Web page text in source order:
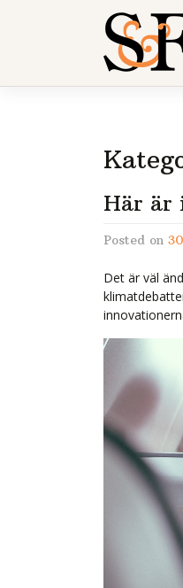
Här är
Posted on
Det är väl